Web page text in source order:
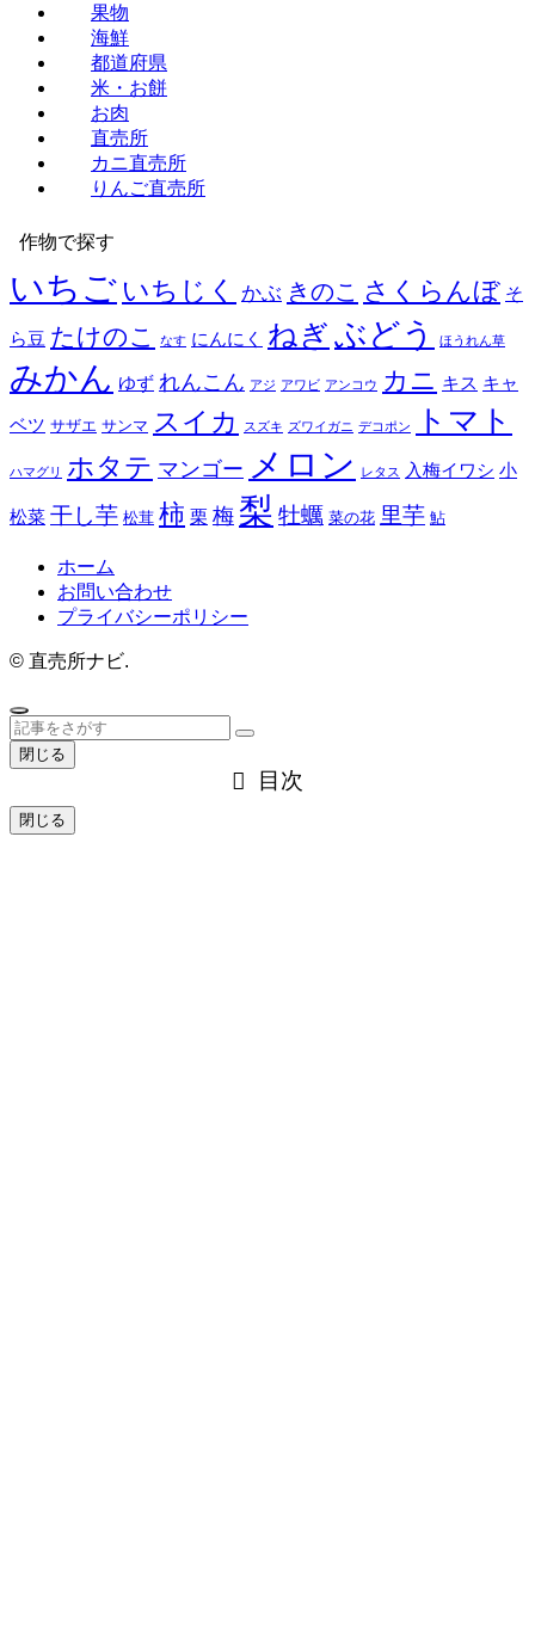
果物
海鮮
都道府県
米・お餅
お肉
直売所
カニ直売所
りんご直売所
作物で探す
いちご いちじく かぶ きのこ さくらんぼ そ
ら豆 たけのこ なす にんにく ねぎ ぶどう ほうれん草
みかん ゆず れんこん アジ アワビ アンコウ カニ キス キャ
ベツ サザエ サンマ スイカ スズキ ズワイガニ デコポン トマト
ハマグリ ホタテ マンゴー メロン レタス 入梅イワシ 小
松菜 干し芋 松茸 柿 栗 梅 梨 牡蠣 菜の花 里芋 鮎
ホーム
お問い合わせ
プライバシーポリシー
© 直売所ナビ.
閉じる
目次
閉じる